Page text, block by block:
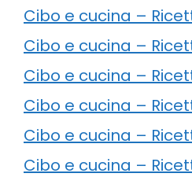
Cibo e cucina –
Cibo e cucina –
Cibo e cucina –
Cibo e cucina –
Cibo e cucina –
Cibo e cucina –